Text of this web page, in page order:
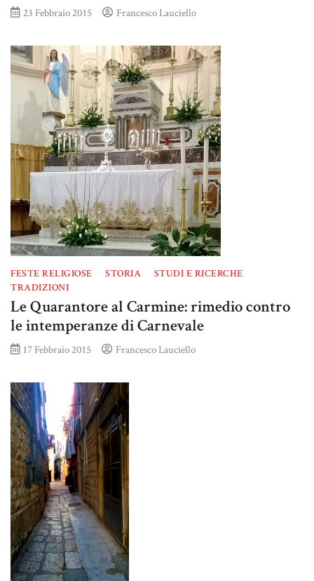
23 Febbraio 2015 Francesco Lauciello
FESTE RELIGIOSE STORIA
STUDI E RICERCHE
TRADIZIONI
Le Quarantore al Carmine: rimedio contro
le intemperanze di Carnevale
17 Febbraio 2015 Francesco Lauciello